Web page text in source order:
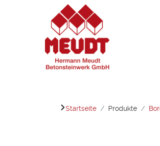
Startseite Produkte